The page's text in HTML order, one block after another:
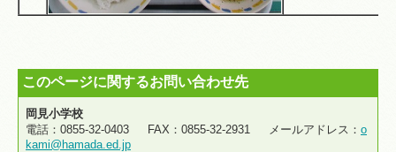
このページに関するお問い合わせ先
岡見小学校
電話：0855-32-0403 FAX：0855-32-2931 メールアドレス： o
kami@hamada.ed.jp